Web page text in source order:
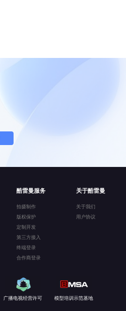
酷雷曼服务
拍摄制作
版权保护
定制开发
第三方接入
终端登录
合作商登录
关于酷雷曼
关于我们
用户协议
广播电视经营许可 模型培训示范基地